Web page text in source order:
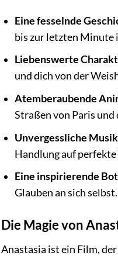
Eine fesselnde
bis zur letzten Minute
Liebenswerte
und dich von der
Atemberaubende
Straßen von Paris und
Unvergessliche
Handlung auf perfekte
Eine inspirierende
Glauben an sich selbst.
Die Magie von
Anastasia ist ein Film,